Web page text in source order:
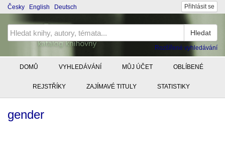
Přihlásit se
Česky English Deutsch
Hledat
Rozšířené vyhledávání
DOMŮ VYHLEDÁVÁNÍ MŮJ ÚČET OBLÍBENÉ
REJSTŘÍKY ZAJÍMAVÉ TITULY STATISTIKY
gender